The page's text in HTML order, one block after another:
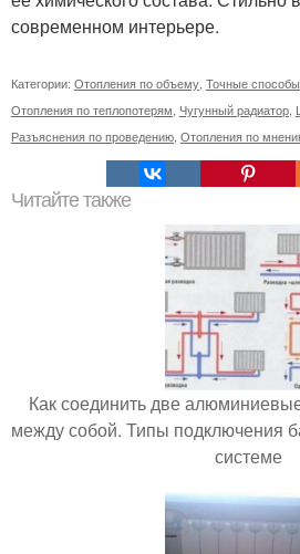
современном интерьере.
Категории: Отопления по объему Точные способы
Отопления по теплопотерям Чугунный радиатор
Разъяснения по проведению Отопления по
Читайте также
Как соединить две
между собой. Типы подключения
системе